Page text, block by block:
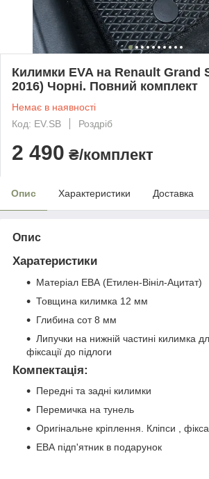
Килимки EVA на Renault Grand
2016) Чорні. Повний комплект
Немає в наявності
Код: EV.SB
Роздріб
2 490 ₴/комплект
Опис Характеристики Доставка
Опис
Харатеристики
Матеріал ЕВА (Етилен-Вініл-Ацитат)
Товщина килимка 12 мм
Глибина сот 8 мм
Липучки на нижній частині килимка
фіксації до підлоги
Компектація:
Передні та задні килимки
Перемичка на тунель
Оригінальне кріплення. Кліпси ,
ЕВА підп'ятник в подарунок